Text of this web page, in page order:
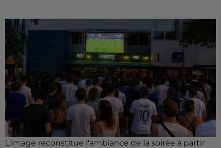
L'image reconstitue l'ambiance de la soirée à partir